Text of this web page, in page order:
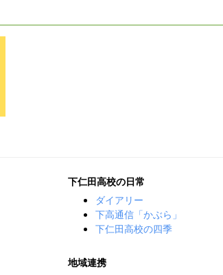
下仁田高校の日常
ダイアリー
下高通信「かぶら」
下仁田高校の四季
地域連携